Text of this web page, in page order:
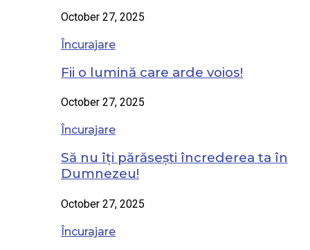
October 27, 2025
Încurajare
Fii o lumină care arde voios!
October 27, 2025
Încurajare
Să nu îți părăsești încrederea ta în
Dumnezeu!
October 27, 2025
Încurajare